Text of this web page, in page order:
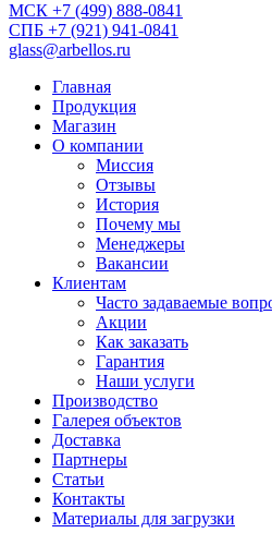
МСК +7 (499) 888-0841
СПБ +7 (921) 941-0841
glass@arbellos.ru
Главная
Продукция
Магазин
О компании
Миссия
Отзывы
История
Почему мы
Менеджеры
Вакансии
Клиентам
Часто задаваемые
Акции
Как заказать
Гарантия
Наши услуги
Производство
Галерея объектов
Доставка
Партнеры
Статьи
Контакты
Материалы для загрузки